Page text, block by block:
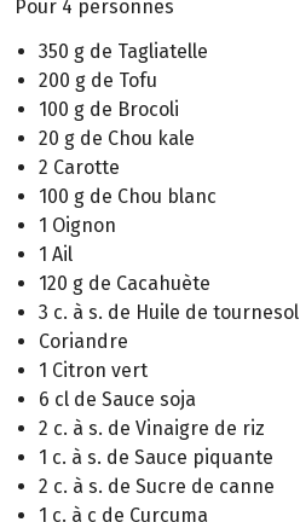
Pour 4 personnes
350 g de Tagliatelle
200 g de Tofu
100 g de Brocoli
20 g de Chou kale
2 Carotte
100 g de Chou blanc
1 Oignon
1 Ail
120 g de Cacahuète
3 c. à s. de Huile de tournesol
Coriandre
1 Citron vert
6 cl de Sauce soja
2 c. à s. de Vinaigre de riz
1 c. à s. de Sauce piquante
2 c. à s. de Sucre de canne
1 c. à c de Curcuma